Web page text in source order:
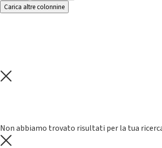
Carica altre colonnine
Non abbiamo trovato risultati per la tua